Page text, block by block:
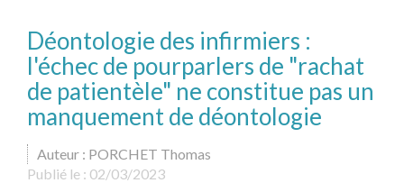
Déontologie des infirmiers :
l'échec de pourparlers de "rachat
de patientèle" ne constitue pas un
manquement de déontologie
Auteur : PORCHET Thomas
Publié le : 02/03/2023